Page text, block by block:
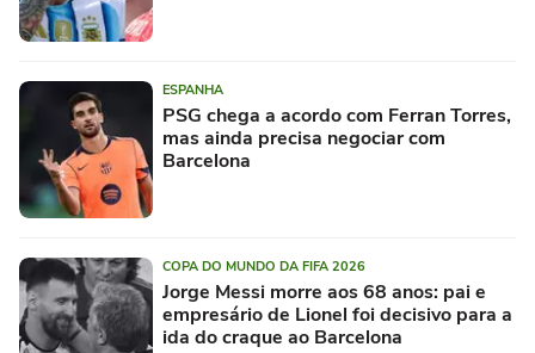
ESPANHA
PSG chega a acordo com Ferran Torres,
mas ainda precisa negociar com
Barcelona
COPA DO MUNDO DA FIFA 2026
Jorge Messi morre aos 68 anos: pai e
empresário de Lionel foi decisivo para a
ida do craque ao Barcelona